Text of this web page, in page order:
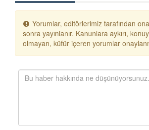
Yorumlar, editörlerimiz tarafından
sonra yayınlanır. Kanunlara aykırı,
olmayan, küfür içeren yorumlar